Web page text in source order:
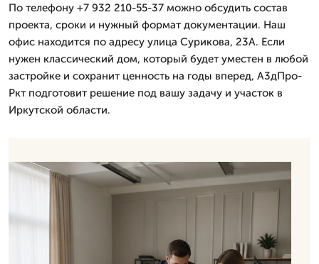
По телефону +7 932 210-55-37 можно обсудить состав
проекта, сроки и нужный формат документации. Наш
офис находится по адресу улица Сурикова, 23А. Если
нужен классический дом, который будет уместен в любой
застройке и сохранит ценность на годы вперед, А3дПро-
Ркт подготовит решение под вашу задачу и участок в
Иркутской области.